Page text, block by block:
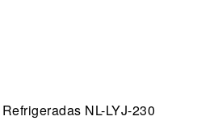
NL-LYJ-230